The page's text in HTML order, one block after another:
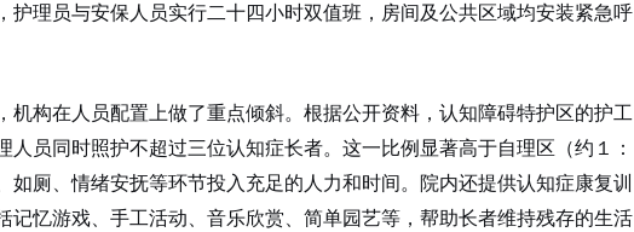
护理员与安保人员实行二十四小时双值班，房间及公共区域均安装紧急呼
机构在人员配置上做了重点倾斜。根据公开资料，认知障碍特护区的护工
人员同时照护不超过三位认知症长者。这一比例显著高于自理区（约１：
如厕、情绪安抚等环节投入充足的人力和时间。院内还提供认知症康复训
记忆游戏、手工活动、音乐欣赏、简单园艺等，帮助长者维持残存的生活